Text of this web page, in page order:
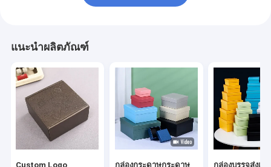
แนะนำผลิตภัณฑ์
Custom Logo กล่องกระดาษกระดาษ กล่องบรรจุส่งเส